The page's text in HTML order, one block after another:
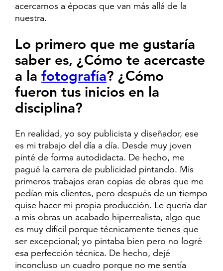
acercarnos a épocas que van más allá de la
nuestra.
Lo primero que me gustaría
saber es, ¿Cómo te acercaste
a la fotografía? ¿Cómo
fueron tus inicios en la
disciplina?
En realidad, yo soy publicista y diseñador, ese
es mi trabajo del día a día. Desde muy joven
pinté de forma autodidacta. De hecho, me
pagué la carrera de publicidad pintando. Mis
primeros trabajos eran copias de obras que me
pedían mis clientes, pero después de un tiempo
quise hacer mi propia producción. Le quería dar
a mis obras un acabado hiperrealista, algo que
es muy difícil porque técnicamente tienes que
ser excepcional; yo pintaba bien pero no logré
esa perfección técnica. De hecho, dejé
inconcluso un cuadro porque no me sentía